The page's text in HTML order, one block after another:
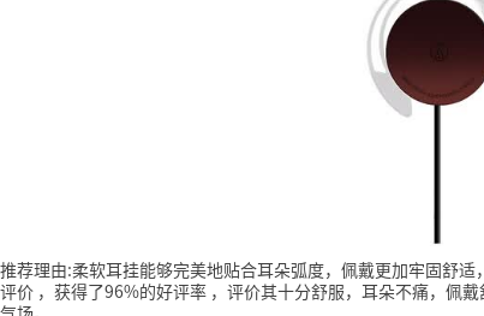
推荐理由:柔软耳挂能够完美地贴合耳朵弧度，佩戴更加牢固舒适
评价 ，获得了96%的好评率 ，评价其十分舒服，耳朵不痛，佩戴